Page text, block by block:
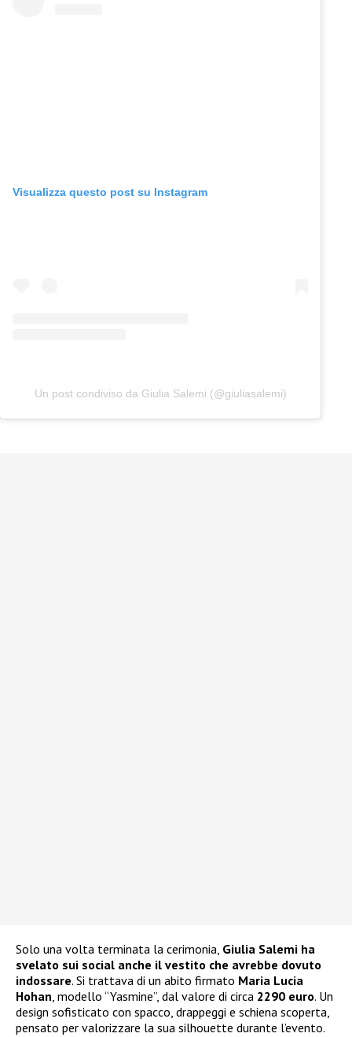
Visualizza questo post su Instagram
Un post condiviso da Giulia Salemi (@giuliasalemi)
Solo una volta terminata la cerimonia, Giulia Salemi ha
svelato sui social anche il vestito che avrebbe dovuto
indossare. Si trattava di un abito firmato Maria Lucia
Hohan, modello “Yasmine”, dal valore di circa 2290 euro. Un
design sofisticato con spacco, drappeggi e schiena scoperta,
pensato per valorizzare la sua silhouette durante l’evento.